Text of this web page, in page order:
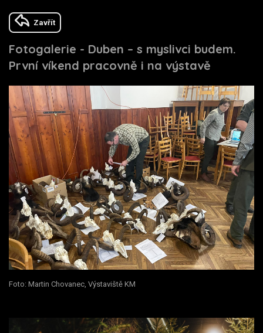
Zavřít
Fotogalerie - Duben – s myslivci budem.
První víkend pracovně i na výstavě
Foto: Martin Chovanec, Výstaviště KM